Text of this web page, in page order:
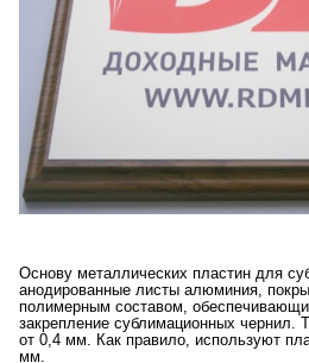
Основу металлических пластин для
анодированные листы алюминия,
полимерным составом,
закрепление сублимационных чернил.
от 0,4 мм. Как правило, используют
мм.